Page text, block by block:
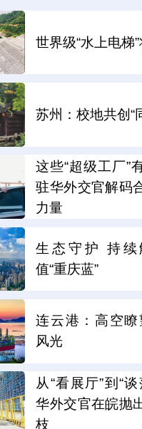
世界级“水上电梯
苏州：校地共创“
这些“超级工厂”
驻华外交官解码
力量
生态守护 持续
值“重庆蓝”
连云港：高空
风光
从“看展厅”到“
华外交官在皖抛
枝